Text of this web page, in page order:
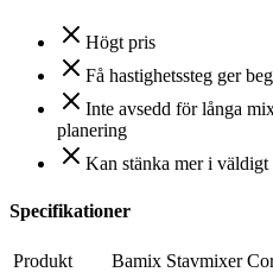
Högt pris
Få hastighetssteg ger
Inte avsedd för långa
planering
Kan stänka mer i väldigt
Specifikationer
Produkt
Bamix Stavmixer